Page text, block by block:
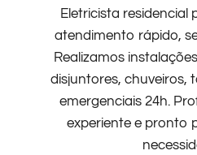
Eletricista residencial
atendimento rápido,
Realizamos
disjuntores, chuveiros,
emergenciais 24h.
experiente e pronto